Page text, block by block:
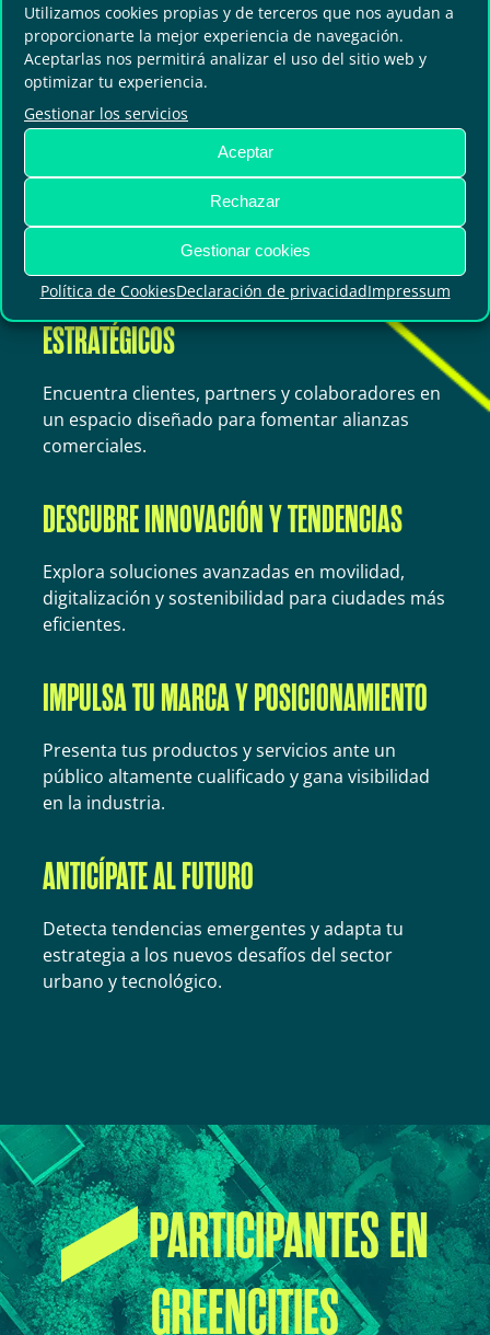
Utilizamos cookies propias y de terceros que nos ayudan a
proporcionarte la mejor experiencia de navegación.
Aceptarlas nos permitirá analizar el uso del sitio web y
optimizar tu experiencia.
Gestionar los servicios
Aceptar
Rechazar
Gestionar cookies
Política de CookiesDeclaración de privacidadImpressum
CIERRA ACUERDOS Y GENERA
OPORTUNIDADES
Conéctate con representantes clave del sector
público y privado para acelerar procesos de
compra e inversión.
AMPLÍA TU RED DE CONTACTOS
ESTRATÉGICOS
Encuentra clientes, partners y colaboradores en
un espacio diseñado para fomentar alianzas
comerciales.
DESCUBRE INNOVACIÓN Y TENDENCIAS
Explora soluciones avanzadas en movilidad,
digitalización y sostenibilidad para ciudades más
eficientes.
IMPULSA TU MARCA Y POSICIONAMIENTO
Presenta tus productos y servicios ante un
público altamente cualificado y gana visibilidad
en la industria.
ANTICÍPATE AL FUTURO
Detecta tendencias emergentes y adapta tu
estrategia a los nuevos desafíos del sector
urbano y tecnológico.
PARTICIPANTES EN
GREENCITIES